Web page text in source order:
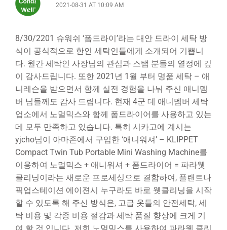
2021-08-31 AT 10:09 AM
8/30/2201 슈워쉬 ‘폼드라이’라는 대안 드라이 세탁 방
식이 공식적으로 한인 세탁인들에게 소개되어 기쁩니
다. 월간 세탁인 사장님의 관심과 스탭 분들의 열정에 깊
이 감사드립니다. 또한 2021년 1월 부터 명품 세탁 – 애
니레슨을 받으면서 함께 실전 경험을 나눠 주신 애니멤
버 님들께도 감사 드립니다. 현재 4군 데 애니멤버 세탁
업소에서 노멀믹스와 함께 폼드라이어를 사용하고 있는
데 모두 만족하고 있습니다. 특히 시카고에 계시는
yjcho님이 아마존에서 구입한 ‘애니워셔’ – KLIPPET
Compact Twin Tub Portable Mini Washing Machine를
이용하여 노멀믹스 + 애니워셔 + 폼드라이어 = 파라웻
클리닝이라는 새로운 프로세싱으로 결합하여, 플랜트나
픽업스테이션 에이젼시 누구라도 바로 웻클리닝을 시작
할 수 있도록 해 주신 방식은, 고급 옷들의 안전세탁, 세
탁 비용 및 각종 비용 절감과 세탁 품질 향상에 크게 기